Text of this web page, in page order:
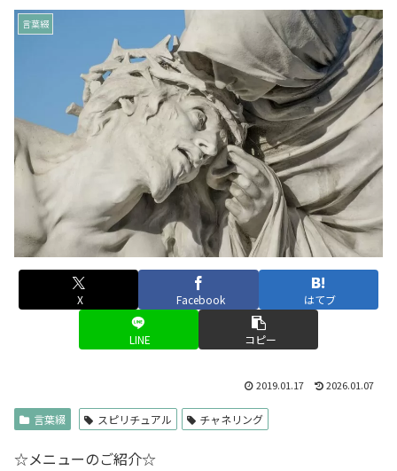
言葉綴
X Facebook はてブ
LINE コピー
2019.01.17 2026.01.07
言葉綴 スピリチュアル チャネリング
☆メニューのご紹介☆